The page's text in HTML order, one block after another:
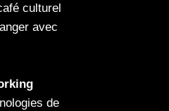
culturel
avec
de